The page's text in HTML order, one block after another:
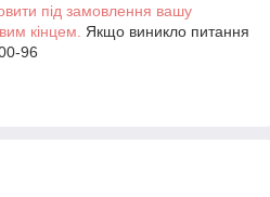
під замовлення вашу
кінцем.
Якщо виникло питання
96